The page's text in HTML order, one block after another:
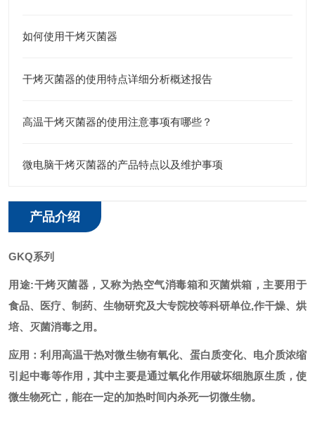
如何使用干烤灭菌器
干烤灭菌器的使用特点详细分析概述报告
高温干烤灭菌器的使用注意事项有哪些？
微电脑干烤灭菌器的产品特点以及维护事项
产品介绍
GKQ系列
用途:干烤灭菌器，又称为热空气消毒箱和灭菌烘箱，主要用于
食品、医疗、制药、生物研究及大专院校等科研单位,作干燥、烘
培、灭菌消毒之用。
应用：利用高温干热对微生物有氧化、蛋白质变化、电介质浓缩
引起中毒等作用，其中主要是通过氧化作用破坏细胞原生质，使
微生物死亡，能在一定的加热时间内杀死一切微生物。